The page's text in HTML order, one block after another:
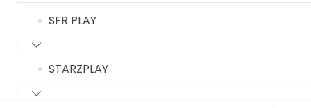
SFR PLAY
STARZPLAY